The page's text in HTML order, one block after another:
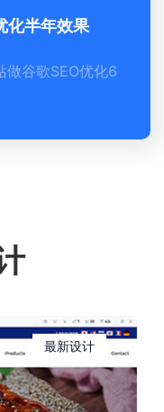
化半年效果
做谷歌SEO优化6
最新设计